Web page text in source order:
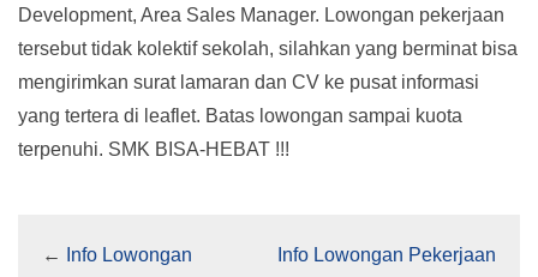
Development, Area Sales Manager. Lowongan pekerjaan
tersebut tidak kolektif sekolah, silahkan yang berminat bisa
mengirimkan surat lamaran dan CV ke pusat informasi
yang tertera di leaflet. Batas lowongan sampai kuota
terpenuhi. SMK BISA-HEBAT !!!
←
Info Lowongan
Info Lowongan Pekerjaan